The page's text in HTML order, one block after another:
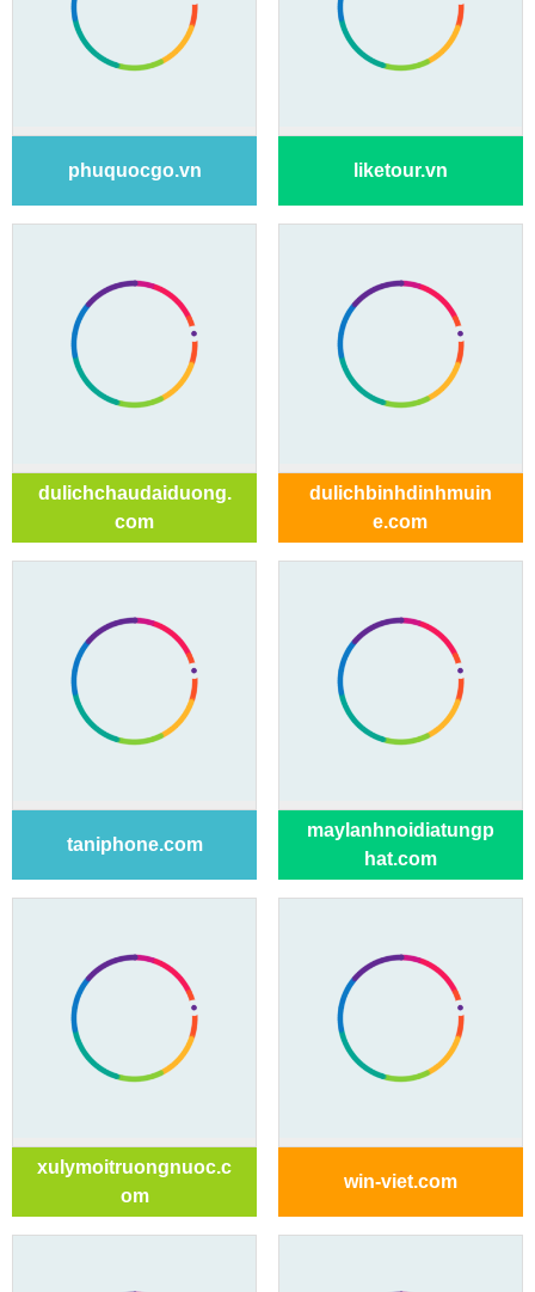
phuquocgo.vn liketour.vn
dulichchaudaiduong.
com
dulichbinhdinhmuin
e.com
taniphone.com
maylanhnoidiatungp
hat.com
xulymoitruongnuoc.c
om
win-viet.com